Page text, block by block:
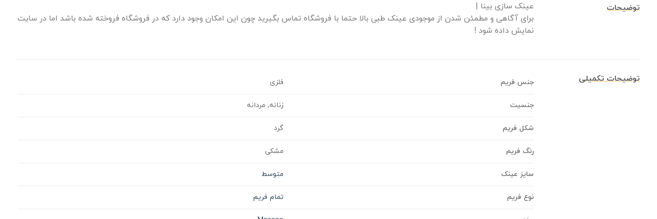
توضیحات
عینک سازی بینا |
برای آگاهی و مطمئن شدن از موجودی عینک طبی بالا حتما با فروشگاه تماس بگیرید چون این امکان وجود دارد که در فروشگاه فروخته شده باشد اما در سایت
نمایش داده شود !
توضیحات تکمیلی جنس فریم فلزی
جنسیت زنانه, مردانه
شکل فریم گرد
رنگ فریم مشکی
سایز عینک متوسط
نوع فریم تمام فریم